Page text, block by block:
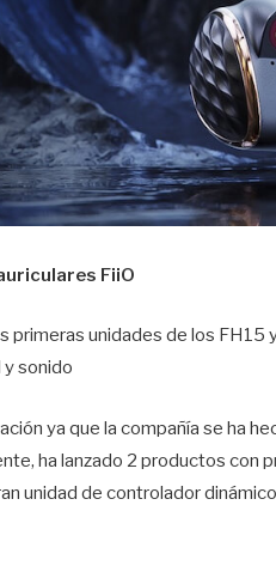
FiiO
primeras unidades de los
sonido
ya que la compañía se ha
ha lanzado 2 productos con
unidad de controlador